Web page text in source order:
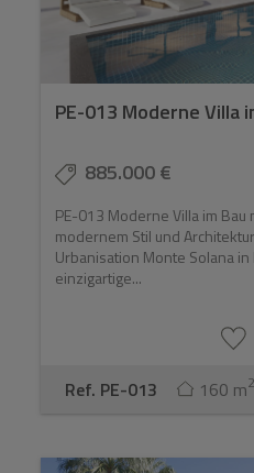
PE-013 Moderne Villa
885.000 €
PE-013 Moderne Villa im Bau
modernem Stil und
Urbanisation Monte Solana
einzigartige...
Ref. PE-013 160 m2